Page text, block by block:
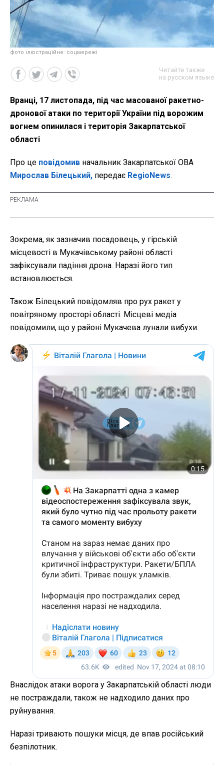
фото ілюстраційне: соцмережі
Читайте также
на русском языке
Вранці, 17 листопада, під час масованої ракетно-
дронової атаки по території України під ворожим
вогнем опинилася і територія Закарпатської
області
Про це повідомив начальник Закарпатської ОВА
Мирослав Білецький, передає RegioNews.
Зокрема, як зазначив посадовець, у гірській
місцевості в Мукачівському районі області
зафіксували падіння дрона. Наразі його тип
встановлюється.
Також Білецький повідомляв про рух ракет у
повітряному просторі області. Місцеві медіа
повідомили, що у районі Мукачева лунали вибухи.
Внаслідок атаки ворога у Закарпатській області люди
не постраждали, також не надходило даних про
руйнування.
Наразі тривають пошуки місця, де впав російський
безпілотник.